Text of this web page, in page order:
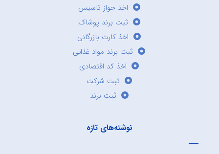
اخذ جواز تاسیس
ثبت برند پوشاک
اخذ کارت بازرگانی
ثبت برند مواد غذایی
اخذ کد اقتصادی
ثبت شرکت
ثبت برند
نوشته‌های تازه